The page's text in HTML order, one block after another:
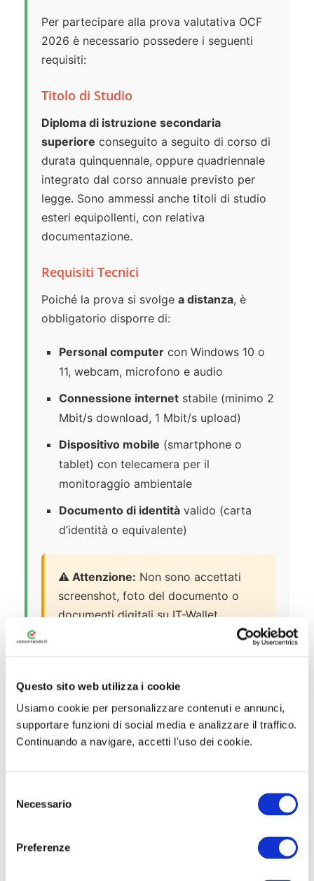
Questo sito web utilizza i cookie
Usiamo cookie per personalizzare contenuti e annunci,
supportare funzioni di social media e analizzare il traffico.
Continuando a navigare, accetti l'uso dei cookie.
Necessario
Preferenze
Per partecipare alla prova valutativa OCF
2026 è necessario possedere i seguenti
requisiti:
Titolo di Studio
Diploma di istruzione secondaria
superiore conseguito a seguito di corso di
durata quinquennale, oppure quadriennale
integrato dal corso annuale previsto per
legge. Sono ammessi anche titoli di studio
esteri equipollenti, con relativa
documentazione.
Requisiti Tecnici
Poiché la prova si svolge a distanza, è
obbligatorio disporre di:
Personal computer con Windows 10 o
11, webcam, microfono e audio
Connessione internet stabile (minimo 2
Mbit/s download, 1 Mbit/s upload)
Dispositivo mobile (smartphone o
tablet) con telecamera per il
monitoraggio ambientale
Documento di identità valido (carta
d’identità o equivalente)
⚠️ Attenzione: Non sono accettati
screenshot, foto del documento o
documenti digitali su IT-Wallet
Esonero dalla Prova
Sono esonerati dal superamento della
dall’articolo 4 del D.M. 472/1998 o